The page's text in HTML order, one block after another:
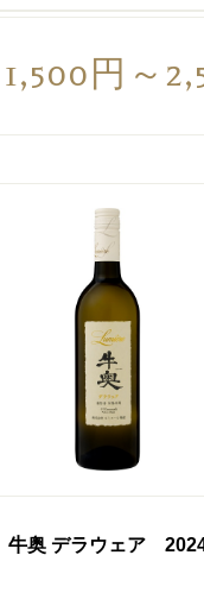
1,500円～
牛奥 デラウェア